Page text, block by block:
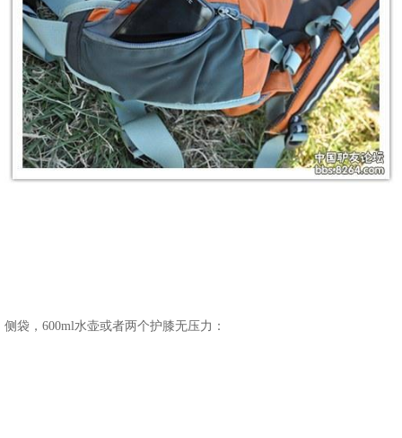
侧袋，600ml水壶或者两个护膝无压力：